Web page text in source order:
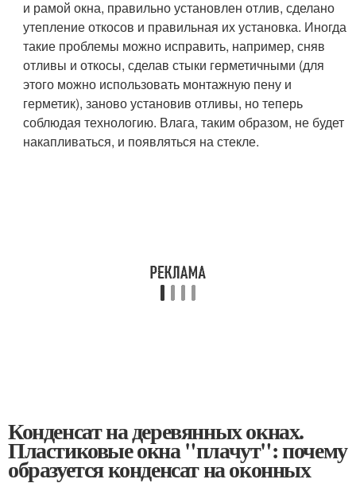
и рамой окна, правильно установлен отлив, сделано
утепление откосов и правильная их установка. Иногда
такие проблемы можно исправить, например, сняв
отливы и откосы, сделав стыки герметичными (для
этого можно использовать монтажную пену и
герметик), заново установив отливы, но теперь
соблюдая технологию. Влага, таким образом, не будет
накапливаться, и появляться на стекле.
Конденсат на деревянных окнах.
Пластиковые окна "плачут": почему
образуется конденсат на оконных